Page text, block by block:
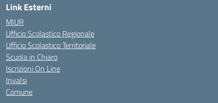
Link Esterni
MIUR
Ufficio Scolastico Regionale
Ufficio Scolastico Territoriale
Scuola in Chiaro
Iscrizioni On Line
Invalsi
Comune